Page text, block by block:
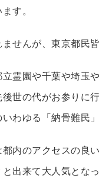
す。
せんが、東京都民
霊園や千葉や埼玉
世の代がお参りに
わゆる「納骨難民
内のアクセスの良
出来て大人気とな